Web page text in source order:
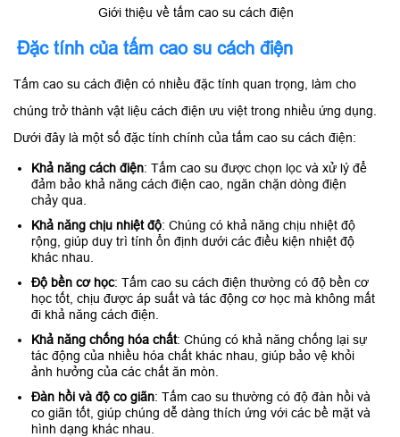
Giới thiệu về tấm cao su cách điện
Đặc tính của tấm cao su cách điện
Tấm cao su cách điện có nhiều đặc tính quan trọng, làm cho
chúng trở thành vật liệu cách điện ưu việt trong nhiều ứng dụng.
Dưới đây là một số đặc tính chính của tấm cao su cách điện:
Khả năng cách điện: Tấm cao su được chọn lọc và xử lý để
đảm bảo khả năng cách điện cao, ngăn chặn dòng điện
chảy qua.
Khả năng chịu nhiệt độ: Chúng có khả năng chịu nhiệt độ
rộng, giúp duy trì tính ổn định dưới các điều kiện nhiệt độ
khác nhau.
Độ bền cơ học: Tấm cao su cách điện thường có độ bền cơ
học tốt, chịu được áp suất và tác động cơ học mà không mất
đi khả năng cách điện.
Khả năng chống hóa chất: Chúng có khả năng chống lại sự
tác động của nhiều hóa chất khác nhau, giúp bảo vệ khỏi
ảnh hưởng của các chất ăn mòn.
Đàn hồi và độ co giãn: Tấm cao su thường có độ đàn hồi và
co giãn tốt, giúp chúng dễ dàng thích ứng với các bề mặt và
hình dạng khác nhau.